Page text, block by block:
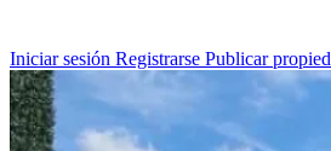
Iniciar sesión Registrarse Publicar